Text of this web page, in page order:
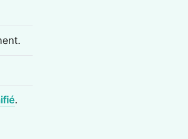
.